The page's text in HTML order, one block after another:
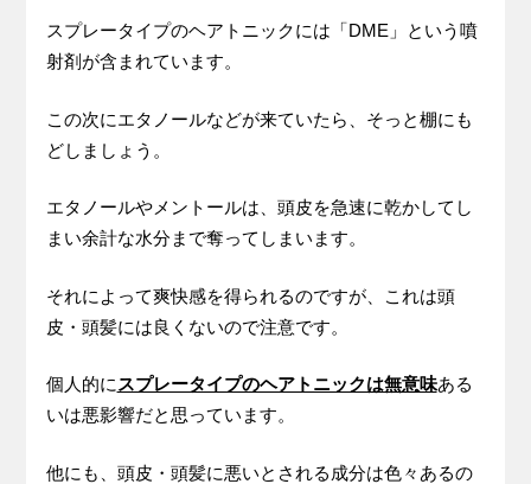
スプレータイプのヘアトニックには「DME」という噴
射剤が含まれています。
この次にエタノールなどが来ていたら、そっと棚にも
どしましょう。
エタノールやメントールは、頭皮を急速に乾かしてし
まい余計な水分まで奪ってしまいます。
それによって爽快感を得られるのですが、これは頭
皮・頭髪には良くないので注意です。
個人的に スプレータイプのヘアトニックは無意味ある
いは悪影響だと思っています。
他にも、頭皮・頭髪に悪いとされる成分は色々あるの